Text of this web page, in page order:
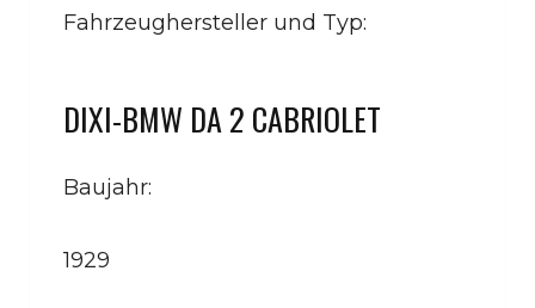
Fahrzeughersteller und Typ:
DIXI-BMW DA 2 CABRIOLET
Baujahr:
1929